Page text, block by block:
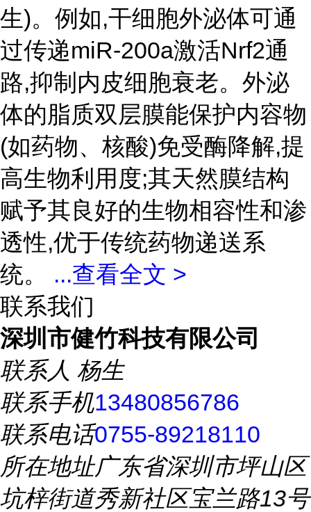
生)。例如,干细胞外泌体可通
过传递miR-200a激活Nrf2通
路,抑制内皮细胞衰老。外泌
体的脂质双层膜能保护内容物
(如药物、核酸)免受酶降解,提
高生物利用度;其天然膜结构
赋予其良好的生物相容性和渗
透性,优于传统药物递送系
统。 ...查看全文 >
联系我们
深圳市健竹科技有限公司
联系人 杨生
联系手机13480856786
联系电话0755-89218110
所在地址广东省深圳市坪山区
坑梓街道秀新社区宝兰路13号